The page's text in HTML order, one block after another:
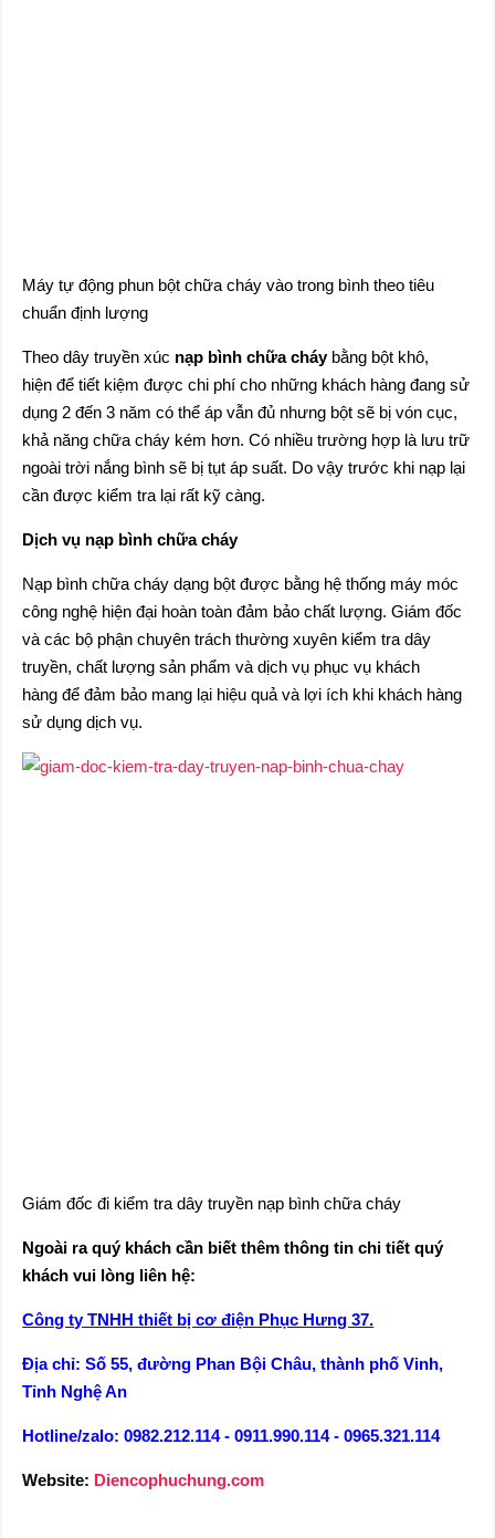
Máy tự động phun bột chữa cháy vào trong bình theo tiêu
chuẩn định lượng
Theo dây truyền xúc nạp bình chữa cháybằng bột khô,
hiện để tiết kiệm được chi phí cho những khách hàng đang sử
dụng 2 đến 3 năm có thể áp vẫn đủ nhưng bột sẽ bị vón cục,
khả năng chữa cháy kém hơn. Có nhiều trường hợp là lưu trữ
ngoài trời nắng bình sẽ bị tụt áp suất. Do vậy trước khi nạp lại
cần được kiểm tra lại rất kỹ càng.
Dịch vụ nạp bình chữa cháy
Nạp bình chữa cháy dạng bột được bằng hệ thống máy móc
công nghệ hiện đại hoàn toàn đảm bảo chất lượng. Giám đốc
và các bộ phận chuyên trách thường xuyên kiểm tra dây
truyền, chất lượng sản phẩm và dịch vụ phục vụ khách
hàng để đảm bảo mang lại hiệu quả và lợi ích khi khách hàng
sử dụng dịch vụ.
Giám đốc đi kiểm tra dây truyền nạp bình chữa cháy
Ngoài ra quý khách cần biết thêm thông tin chi tiết quý
khách vui lòng liên hệ:
Công ty TNHH thiết bị cơ điện Phục Hưng 37.
Địa chỉ: Số 55, đường Phan Bội Châu, thành phố Vinh,
Tỉnh Nghệ An
Hotline/zalo: 0982.212.114 - 0911.990.114 - 0965.321.114
Website: Diencophuchung.com